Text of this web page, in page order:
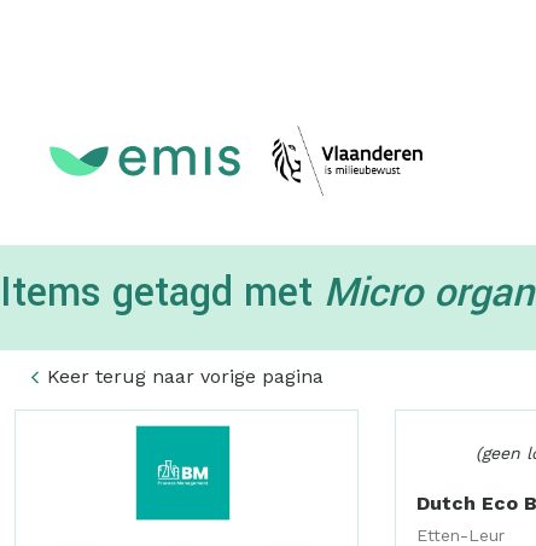
Items getagd met Micro
Keer terug naar vorige pagina
(geen
Dutch Eco
Etten-Leur